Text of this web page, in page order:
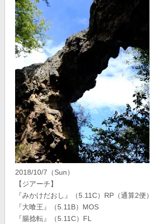
2018/10/7（Sun）
【ジアーチ】
『みかけだおし』（5.11C）RP（通算2便）
『大喰王』（5.11B）MOS
『腸捻転』（5.11C）FL